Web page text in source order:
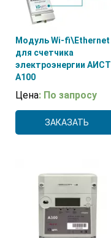
Модуль Wi-fi\Ethernet
для счетчика
электроэнергии АИСТ
А100
Цена: По запросу
ЗАКАЗАТЬ